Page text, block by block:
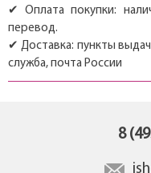
✔ Оплата покупки:
перевод.
✔ Доставка: пункты
служба, почта России
8